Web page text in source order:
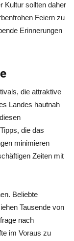
Kultur sollten daher
Feiern zu
Erinnerungen
die attraktive
Landes hautnah
die das
minimieren
Zeiten mit
Beliebte
Tausende von
nach
im Voraus zu